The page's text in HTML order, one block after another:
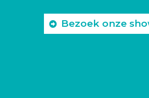
Bezoek onze